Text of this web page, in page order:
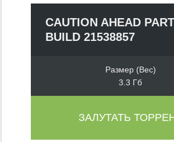
CAUTION AHEAD
BUILD 21538857
Размер (Вес)
3.3 Гб
ЗАЛУТАТЬ